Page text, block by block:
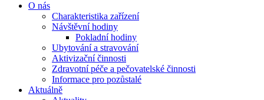
O nás
Charakteristika zařízení
Návštěvní hodiny
Pokladní hodiny
Ubytování a stravování
Aktivizační činnosti
Zdravotní péče a pečovatelské činnosti
Informace pro pozůstalé
Aktuálně